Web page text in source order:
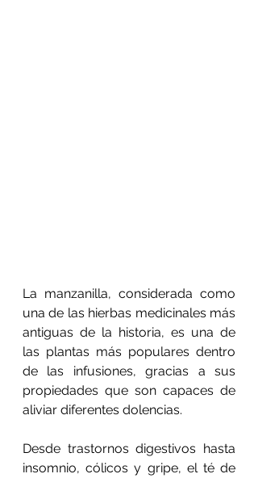
La manzanilla, considerada como
una de las hierbas medicinales más
antiguas de la historia, es una de
las plantas más populares dentro
de las infusiones, gracias a sus
propiedades que son capaces de
aliviar diferentes dolencias.
Desde trastornos digestivos hasta
insomnio, cólicos y gripe, el té de